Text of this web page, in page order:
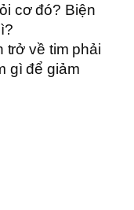
cơ đó? Biện
trở về tim phải
gì để giảm